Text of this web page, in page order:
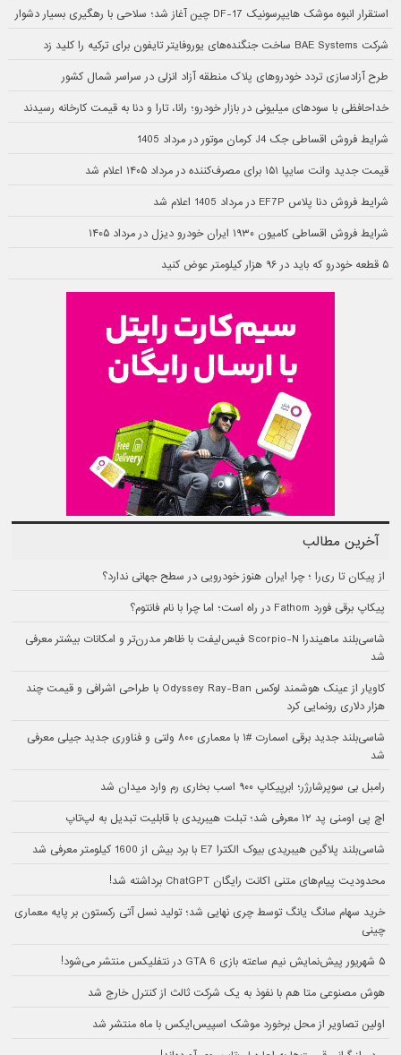
استقرار انبوه موشک هایپرسونیک DF-17 چین آغاز شد؛ سلاحی با رهگیری بسیار دشوار
شرکت BAE Systems ساخت جنگنده‌های یوروفایتر تایفون برای ترکیه را کلید زد
طرح آزادسازی تردد خودروهای پلاک منطقه آزاد انزلی در سراسر شمال کشور
خداحافظی با سودهای میلیونی در بازار خودرو؛ رانا، تارا و دنا به قیمت کارخانه رسیدند
شرایط فروش اقساطی جک J4 کرمان موتور در مرداد 1405
قیمت جدید وانت سایپا ۱۵۱ برای مصرف‌کننده در مرداد ۱۴۰۵ اعلام شد
شرایط فروش دنا پلاس EF7P در مرداد 1405 اعلام شد
شرایط فروش اقساطی کامیون ۱۹۳۰ ایران خودرو دیزل در مرداد ۱۴۰۵
۵ قطعه خودرو که باید در ۹۶ هزار کیلومتر عوض کنید
آخرین مطالب
از پیکان تا ری‌را ؛ چرا ایران هنوز خودرویی در سطح جهانی ندارد؟
پیکاپ برقی فورد Fathom در راه است؛ اما چرا با نام فانتوم؟
شاسی‌بلند ماهیندرا Scorpio-N فیس‌لیفت با ظاهر مدرن‌تر و امکانات بیشتر معرفی
شد
کاویار از عینک هوشمند لوکس Odyssey Ray-Ban با طراحی اشرافی و قیمت چند
هزار دلاری رونمایی کرد
شاسی‌بلند جدید برقی اسمارت #۱ با معماری ۸۰۰ ولتی و فناوری جدید جیلی معرفی
شد
رامبل بی سوپرشارژر؛ ابرپیکاپ ۹۰۰ اسب بخاری رم وارد میدان شد
اچ پی اومنی پد ۱۲ معرفی شد؛ تبلت هیبریدی با قابلیت تبدیل به لپ‌تاپ
شاسی‌بلند پلاگین هیبریدی بیوک الکترا E7 با برد بیش از 1600 کیلومتر معرفی شد
محدودیت پیام‌های متنی اکانت رایگان ChatGPT برداشته شد!
خرید سهام سانگ‌ یانگ توسط چری نهایی شد؛ تولید نسل آتی رکستون بر پایه معماری
چینی
۵ شهریور پیش‌نمایش نیم ساعته بازی GTA 6 در نتفلیکس منتشر می‌شود!
هوش مصنوعی متا هم با نفوذ به یک شرکت ثالث از کنترل خارج شد
اولین تصاویر از محل برخورد موشک اسپیس‌ایکس با ماه منتشر شد